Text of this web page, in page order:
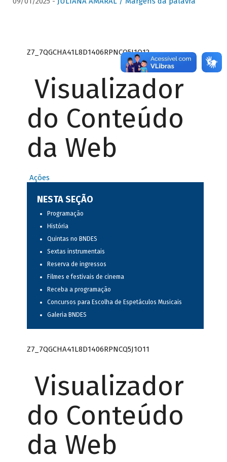
Z7_7QGCHA41L8D1406RPNCQ5J1O12
Visualizador
do Conteúdo
da Web
Ações
NESTA SEÇÃO
Programação
História
Quintas no BNDES
Sextas instrumentais
Reserva de ingressos
Filmes e festivais de cinema
Receba a programação
Concursos para Escolha de Espetáculos Musicais
Galeria BNDES
Z7_7QGCHA41L8D1406RPNCQ5J1O11
Visualizador
do Conteúdo
da Web